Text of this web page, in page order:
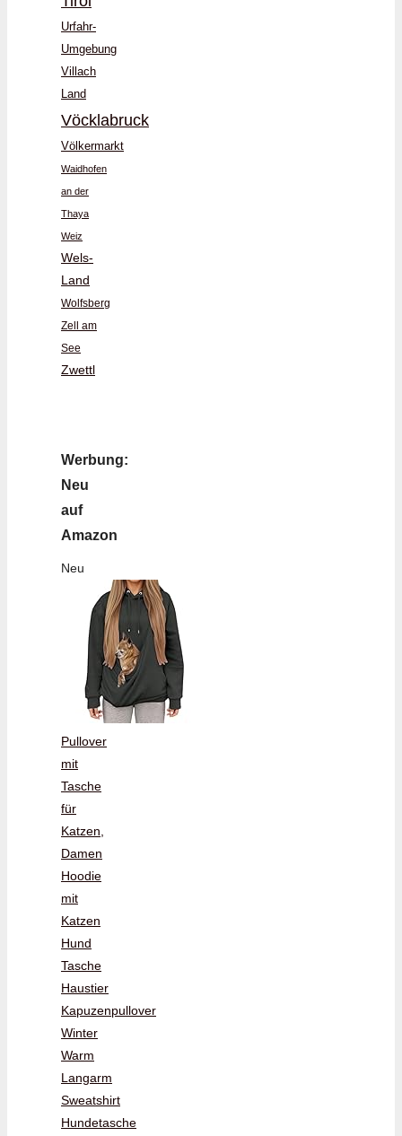
Urfahr-
Umgebung
Villach
Land
Vöcklabruck
Völkermarkt
Waidhofen
an der
Thaya
Weiz
Wels-
Land
Wolfsberg
Zell am
See
Zwettl
Werbung:
Neu
auf
Amazon
Neu
Pullover
mit
Tasche
für
Katzen,
Damen
Hoodie
mit
Katzen
Hund
Tasche
Haustier
Kapuzenpullover
Winter
Warm
Langarm
Sweatshirt
Hundetasche